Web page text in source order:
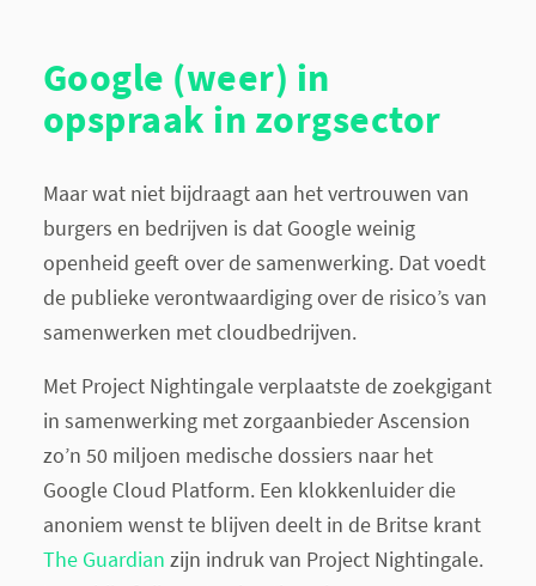
Google (weer) in
opspraak in zorgsector
Maar wat niet bijdraagt aan het vertrouwen van
burgers en bedrijven is dat Google weinig
openheid geeft over de samenwerking. Dat voedt
de publieke verontwaardiging over de risico’s van
samenwerken met cloudbedrijven.
Met Project Nightingale verplaatste de zoekgigant
in samenwerking met zorgaanbieder Ascension
zo’n 50 miljoen medische dossiers naar het
Google Cloud Platform. Een klokkenluider die
anoniem wenst te blijven deelt in de Britse krant
The Guardian zijn indruk van Project Nightingale.